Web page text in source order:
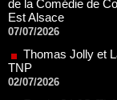
Thomas Jolly et
TNP
Fonds SACD
23/06/2026